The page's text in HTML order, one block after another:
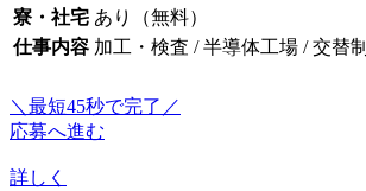
寮・社宅 あり（無料）
仕事内容 加工・検査 / 半導体工場 / 交替制
＼最短45秒で完了／
応募へ進む
詳しく